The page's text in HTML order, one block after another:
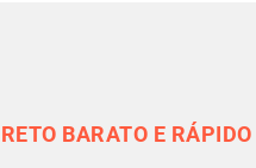
BARATO E RÁPIDO